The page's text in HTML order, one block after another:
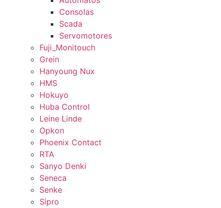
Consolas
Scada
Servomotores
Fuji_Monitouch
Grein
Hanyoung Nux
HMS
Hokuyo
Huba Control
Leine Linde
Opkon
Phoenix Contact
RTA
Sanyo Denki
Seneca
Senke
Sipro